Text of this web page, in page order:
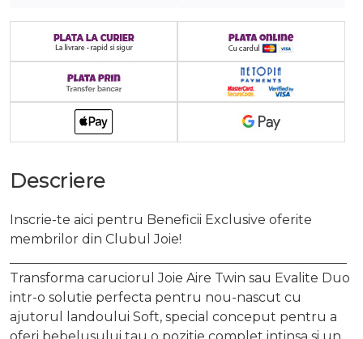
Descriere
Inscrie-te aici pentru Beneficii Exclusive oferite
membrilor din Clubul Joie!
Transforma caruciorul Joie Aire Twin sau Evalite Duo
intr-o solutie perfecta pentru nou-nascut cu
ajutorul landoului Soft, special conceput pentru a